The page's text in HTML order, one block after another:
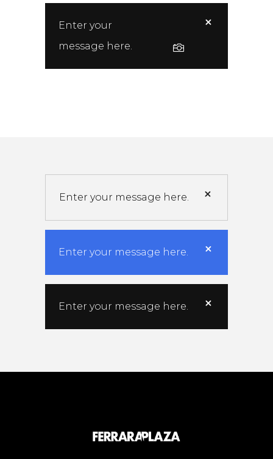
Enter your
message here.
Enter your message here.
Enter your message here.
Enter your message here.